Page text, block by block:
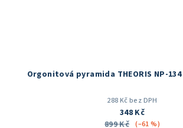
Orgonitová pyramida THEORIS NP-134
288 Kč bez DPH
348 Kč
899 Kč (–61 %)